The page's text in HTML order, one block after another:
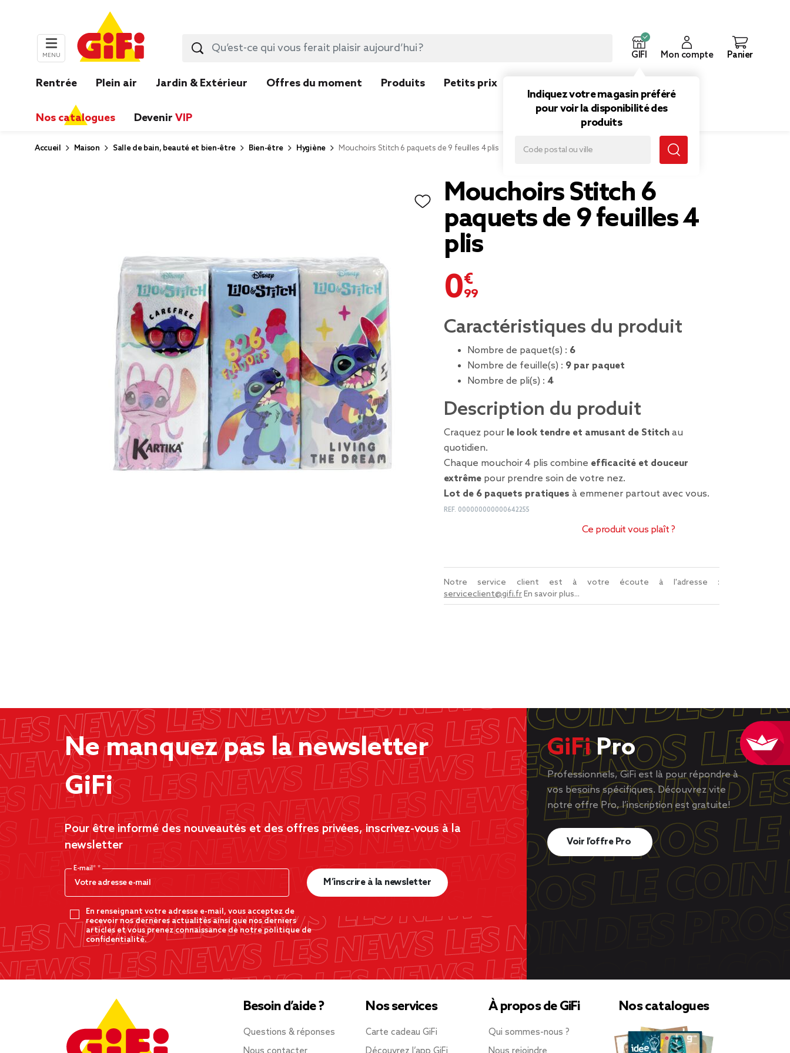
MENU GIFI
Indiquez votre magasin préféré
pour voir la disponibilité des
produits
Mon compte Panier
Rentrée Plein air Jardin & Extérieur Offres du moment Produits Petits prix
Nos catalogues Devenir VIP
Accueil Maison Salle de bain, beauté et bien-être Bien-être Hygiène Mouchoirs Stitch 6 paquets de 9 feuilles 4 plis
Mouchoirs Stitch 6
paquets de 9 feuilles 4
plis
0,99 €
Caractéristiques du produit
Nombre de paquet(s) : 6
Nombre de feuille(s) : 9 par paquet
Nombre de pli(s) : 4
Description du produit
Craquez pour le look tendre et amusant de Stitch au
quotidien.
Chaque mouchoir 4 plis combine efficacité et douceur
extrême pour prendre soin de votre nez.
Lot de 6 paquets pratiques à emmener partout avec vous.
REF. 000000000000642255
Ce produit vous plaît ?
Notre service client est à votre écoute à l'adresse :
serviceclient@gifi.frEn savoir plus...
Ne manquez pas la newsletter
GiFi
Pour être informé des nouveautés et des offres privées, inscrivez-vous à la
newsletter
E-mail*
En renseignant votre adresse e-mail, vous acceptez de
recevoir nos dernères actualités ainsi que nos derniers
articles et vous prenez connaissance de notre politique de
confidentialité.
M’inscrire à la newsletter
GiFiPro
Professionnels, GiFi est là pour répondre à
vos besoins spécifiques. Découvrez vite
notre offre Pro, l’inscription est gratuite!
Voir l’offre Pro
Besoin d’aide ?
Questions & réponses
Nos services
Carte cadeau GiFi
À propos de GiFi
Qui sommes-nous ?
Nos catalogues